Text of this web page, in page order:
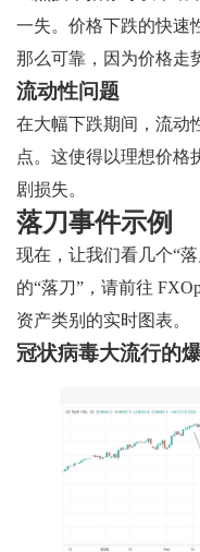
一失。价格下跌的快速
那么可靠，因为价格走
流动性问题
在大幅下跌期间，流动
点。这使得以理想价格
剧损失。
落刀事件示例
现在，让我们看几个“
的“落刀”，请前往
资产类别的实时图表。
冠状病毒大流行的